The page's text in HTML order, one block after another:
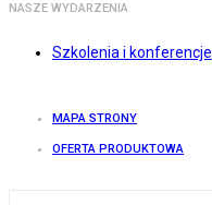
NASZE WYDARZENIA
Szkolenia i konferencje
MAPA STRONY
OFERTA PRODUKTOWA